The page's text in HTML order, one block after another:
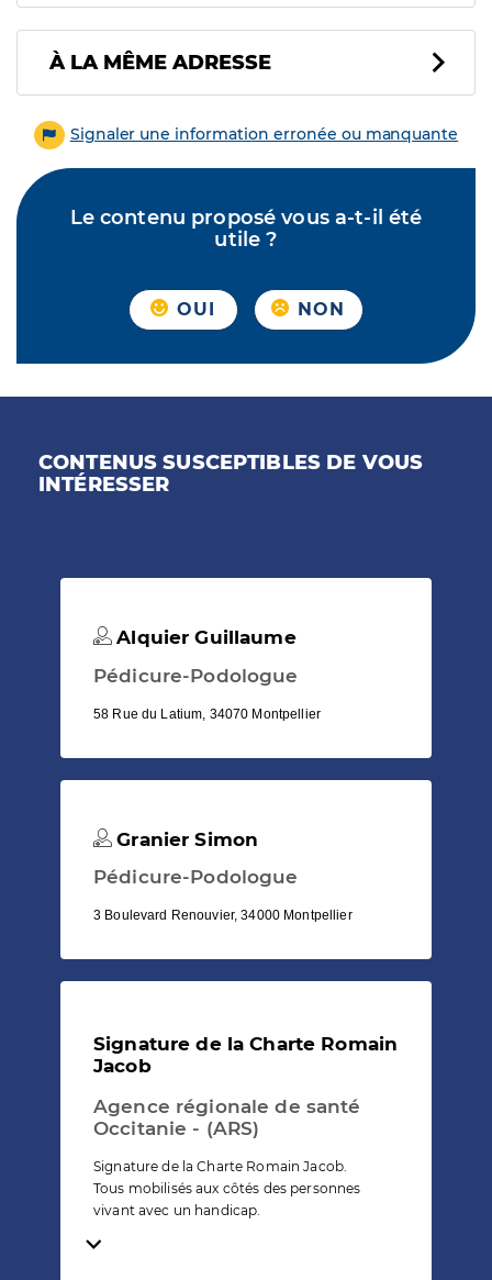
À LA MÊME ADRESSE
Signaler une information erronée ou manquante
Le contenu proposé vous a-t-il été
utile ?
OUI NON
CONTENUS SUSCEPTIBLES DE VOUS
INTÉRESSER
Alquier Guillaume
Pédicure-Podologue
58 Rue du Latium, 34070 Montpellier
Granier Simon
Pédicure-Podologue
3 Boulevard Renouvier, 34000 Montpellier
Signature de la Charte Romain
Jacob
Agence régionale de santé
Occitanie - (ARS)
Signature de la Charte Romain Jacob.
Tous mobilisés aux côtés des personnes
vivant avec un handicap.
Temps de lecture